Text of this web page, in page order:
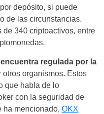
depósito, si puede
de las circunstancias.
de 340 criptoactivos, entre
regulada por la
otros organismos. Estos
que habla de lo
con la seguridad de
ha mencionado, OKX